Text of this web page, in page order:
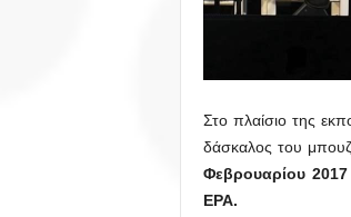
Στο πλαίσιο της
δάσκαλος του
Φεβρουαρίου 2017
ΕΡΑ.